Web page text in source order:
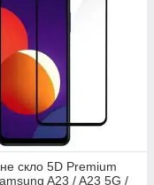
скло 5D Premium
A23 / A23 5G /